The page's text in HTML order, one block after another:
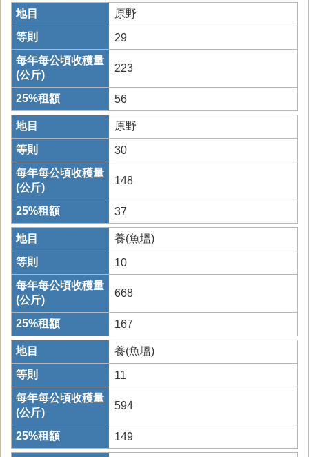
原野
29
223
56
原野
30
148
37
養(魚塭)
10
668
167
養(魚塭)
11
594
149